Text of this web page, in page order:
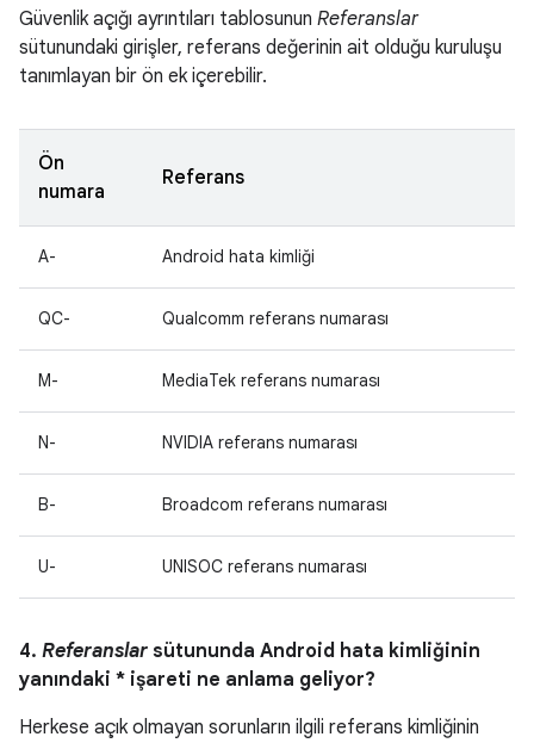
Güvenlik açığı ayrıntıları tablosunun Referanslar
sütunundaki girişler, referans değerinin ait olduğu kuruluşu
tanımlayan bir ön ek içerebilir.
Ön
numara
Referans
A- Android hata kimliği
QC- Qualcomm referans numarası
M- MediaTek referans numarası
N- NVIDIA referans numarası
B- Broadcom referans numarası
U- UNISOC referans numarası
4. Referanslar sütununda Android hata kimliğinin
yanındaki * işareti ne anlama geliyor?
Herkese açık olmayan sorunların ilgili referans kimliğinin